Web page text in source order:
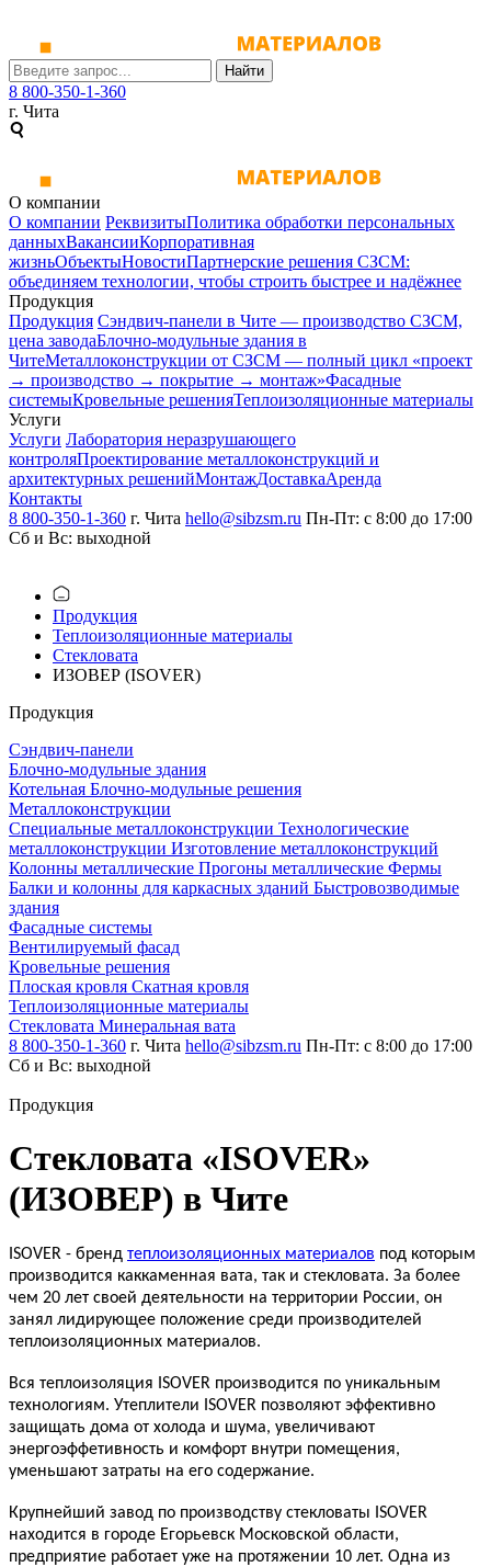
Найти
8 800-350-1-360
г. Чита
О компании
О компании РеквизитыПолитика обработки персональных
данныхВакансииКорпоративная
жизньОбъектыНовостиПартнерские решения СЗСМ:
объединяем технологии, чтобы строить быстрее и надёжнее
Продукция
Продукция Сэндвич-панели в Чите — производство СЗСМ,
цена заводаБлочно-модульные здания в
ЧитеМеталлоконструкции от СЗСМ ― полный цикл «проект
→ производство → покрытие → монтаж»Фасадные
системыКровельные решенияТеплоизоляционные материалы
Услуги
Услуги Лаборатория неразрушающего
контроляПроектирование металлоконструкций и
архитектурных решенийМонтажДоставкаАренда
Контакты
8 800-350-1-360 г. Чита hello@sibzsm.ru Пн-Пт: с 8:00 до 17:00
Сб и Вс: выходной
Продукция
Теплоизоляцион­ные материалы
Стекловата
ИЗОВЕР (ISOVER)
Продукция
Сэндвич-панели
Блочно-модульные здания
Котельная Блочно-модульные решения
Металлоконструкции
Специальные металлоконструкции Технологические
металлоконструкции Изготовление металлоконструкций
Колонны металлические Прогоны металлические Фермы
Балки и колонны для каркасных зданий Быстровозводимые
здания
Фасадные системы
Вентилируемый фасад
Кровельные решения
Плоская кровля Скатная кровля
Теплоизоляцион­ные материалы
Стекловата Минеральная вата
8 800-350-1-360 г. Чита hello@sibzsm.ru Пн-Пт: с 8:00 до 17:00
Сб и Вс: выходной
Продукция
Стекловата «ISOVER»
(ИЗОВЕР) в Чите
ISOVER - бренд теплоизоляционных материалов под которым
производится каккаменная вата, так и стекловата. За более
чем 20 лет своей деятельности на территории России, он
занял лидирующее положение среди производителей
теплоизоляционных материалов.
Вся теплоизоляция ISOVER производится по уникальным
технологиям. Утеплители ISOVER позволяют эффективно
защищать дома от холода и шума, увеличивают
энергоэффетивность и комфорт внутри помещения,
уменьшают затраты на его содержание.
Крупнейший завод по производству стекловаты ISOVER
находится в городе Егорьевск Московской области,
предприятие работает уже на протяжении 10 лет. Одна из